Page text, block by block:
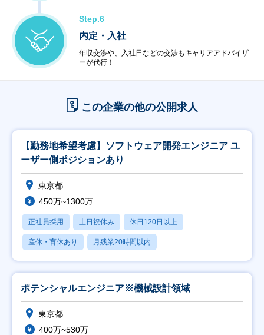
Step.6
内定・入社
年収交渉や、入社日などの交渉もキャリアアドバイザ
ーが代行！
この企業の他の公開求人
【勤務地希望考慮】ソフトウェア開発エンジニア ユ
ーザー側ポジションあり
東京都
450万~1300万
正社員採用 土日祝休み 休日120日以上
産休・育休あり 月残業20時間以内
ポテンシャルエンジニア※機械設計領域
東京都
400万~530万